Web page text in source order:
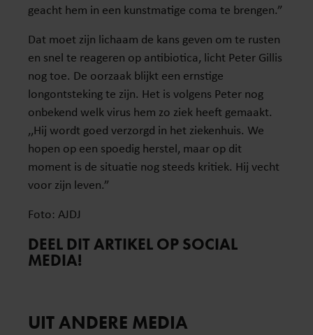
geacht hem in een kunstmatige coma te brengen.”
Dat moet zijn lichaam de kans geven om te rusten
en snel te reageren op antibiotica, licht Peter Gillis
nog toe. De oorzaak blijkt een ernstige
longontsteking te zijn. Het is volgens Peter nog
onbekend welk virus hem zo ziek heeft gemaakt.
,,Hij wordt goed verzorgd in het ziekenhuis. We
hopen op een spoedig herstel, maar op dit
moment is de situatie nog steeds kritiek. Hij vecht
voor zijn leven.”
Foto: AJDJ
DEEL DIT ARTIKEL OP SOCIAL
MEDIA!
UIT ANDERE MEDIA